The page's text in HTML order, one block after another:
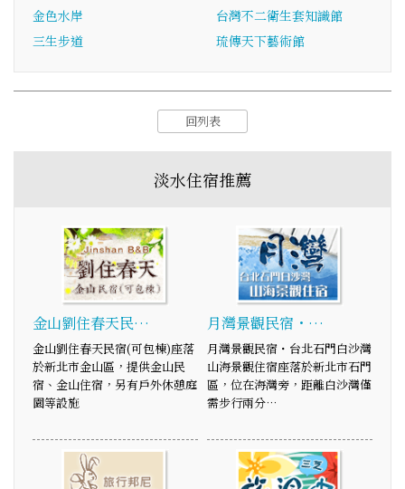
金色水岸
台灣不二衛生套知識館
三生步道
琉傳天下藝術館
回列表
淡水住宿推薦
金山劉住春天民…
金山劉住春天民宿(可包棟)座落
於新北市金山區，提供金山民
宿、金山住宿，另有戶外休憩庭
園等設施
月灣景觀民宿・…
月灣景觀民宿・台北石門白沙灣
山海景觀住宿座落於新北市石門
區，位在海灣旁，距離白沙灣僅
需步行兩分…